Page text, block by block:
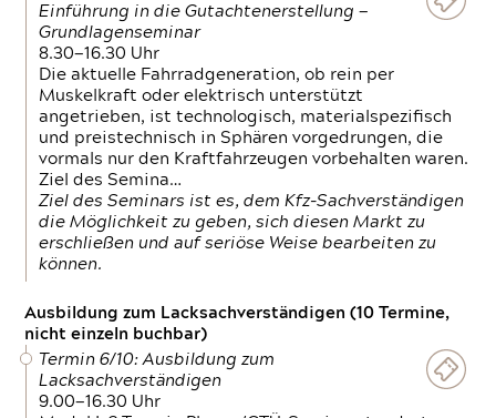
Einführung in die Gutachtenerstellung —
Grundlagenseminar
8.30—16.30 Uhr
Die aktuelle Fahrradgeneration, ob rein per
Muskelkraft oder elektrisch unterstützt
angetrieben, ist technologisch, materialspezifisch
und preistechnisch in Sphären vorgedrungen, die
vormals nur den Kraftfahrzeugen vorbehalten waren.
Ziel des Semina…
Ziel des Seminars ist es, dem Kfz-Sachverständigen
die Möglichkeit zu geben, sich diesen Markt zu
erschließen und auf seriöse Weise bearbeiten zu
können.
Ausbildung zum Lacksachverständigen (10 Termine,
nicht einzeln buchbar)
Termin 6/10: Ausbildung zum
Lacksachverständigen
9.00—16.30 Uhr